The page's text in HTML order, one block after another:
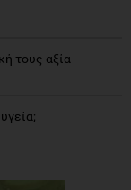
τους αξία